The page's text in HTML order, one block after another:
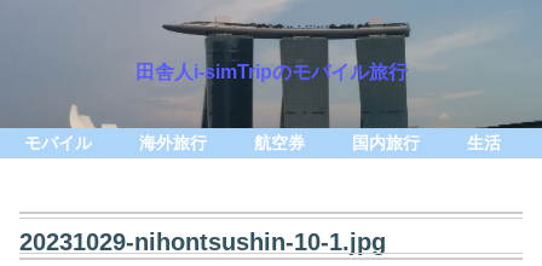
田舎人i-simTripのモバイル旅行
モバイル 海外旅行 航空券 国内旅行 生活
20231029-nihontsushin-10-1.jpg